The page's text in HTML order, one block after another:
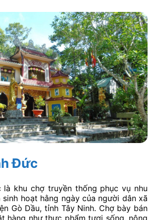
Đức
là khu chợ truyền thống phục vụ nhu
sinh hoạt hằng ngày của người dân xã
Gò Dầu, tỉnh Tây Ninh. Chợ bày bán